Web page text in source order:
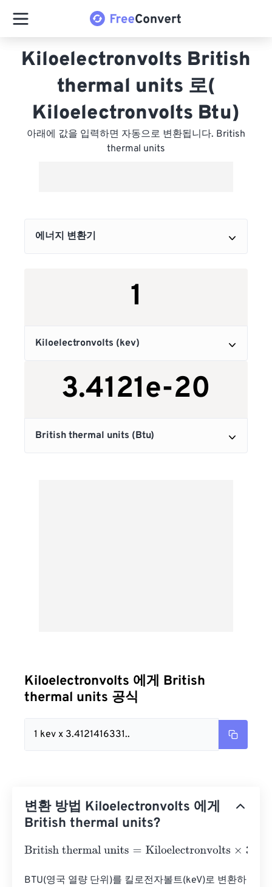
Kiloelectronvolts British
thermal units 로(
Kiloelectronvolts Btu)
아래에 값을 입력하면 자동으로 변환됩니다. British
thermal units
Kiloelectronvolts 에게 British
thermal units 공식
1 kev x 3.4121416331..
변환 방법 Kiloelectronvolts 에게
British thermal units?
British thermal units=Kiloelectronvolts×
BTU(영국 열량 단위)를 킬로전자볼트(keV)로 변환하